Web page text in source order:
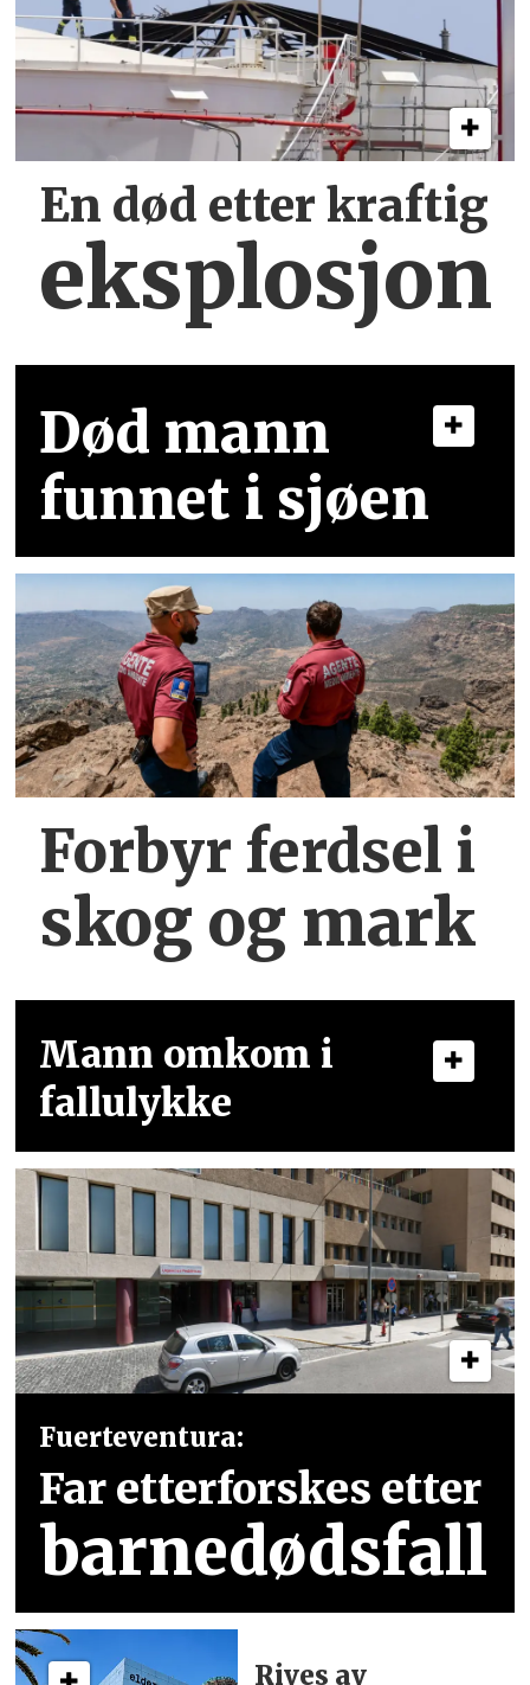
En død etter kraftig
eksplosjon
Død mann
funnet i sjøen
Forbyr ferdsel i
skog og mark
Mann omkom i
fallulykke
Fuerteventura:
Far etterforskes etter
barnedødsfall
Rives av